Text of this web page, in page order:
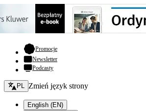
Promocje- otwiera się w nowej karcie
Newsletter
Podcasty
Zmień język - bieżący:
PL Zmień język strony
English (EN)